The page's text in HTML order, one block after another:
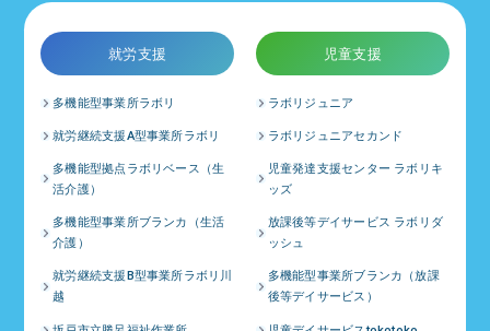
就労支援
多機能型事業所ラボリ
就労継続支援A型事業所ラボリ
多機能型拠点ラボリベース（生
活介護）
多機能型事業所ブランカ（生活
介護）
就労継続支援B型事業所ラボリ川
越
児童支援
ラボリジュニア
ラボリジュニアセカンド
児童発達支援センター ラボリキ
ッズ
放課後等デイサービス ラボリダ
ッシュ
多機能型事業所ブランカ（放課
後等デイサービス）